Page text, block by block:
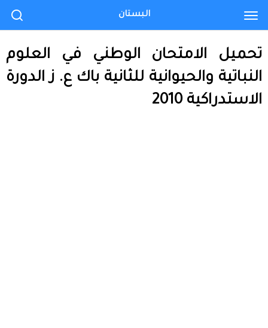
تحميل الامتحان الوطني في العلوم
النباتية والحيوانية للثانية باك ع. ز الدورة
الاستدراكية 2010
البستان